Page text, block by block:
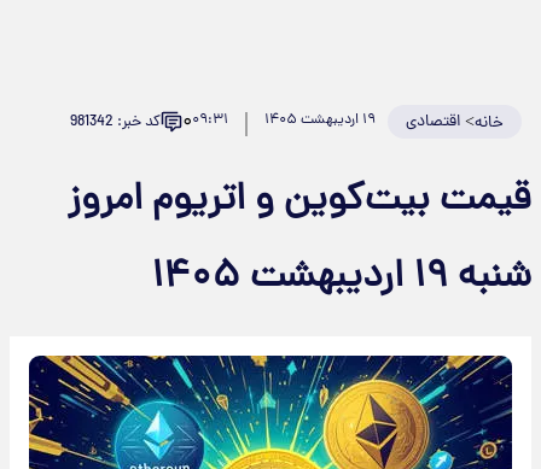
خانه>اقتصادی ۱۹ اردیبهشت ۱۴۰۵ ۰۹:۳۱۰ کد خبر: 981342
قیمت بیت‌کوین و اتریوم امروز
شنبه ۱۹ اردیبهشت ۱۴۰۵